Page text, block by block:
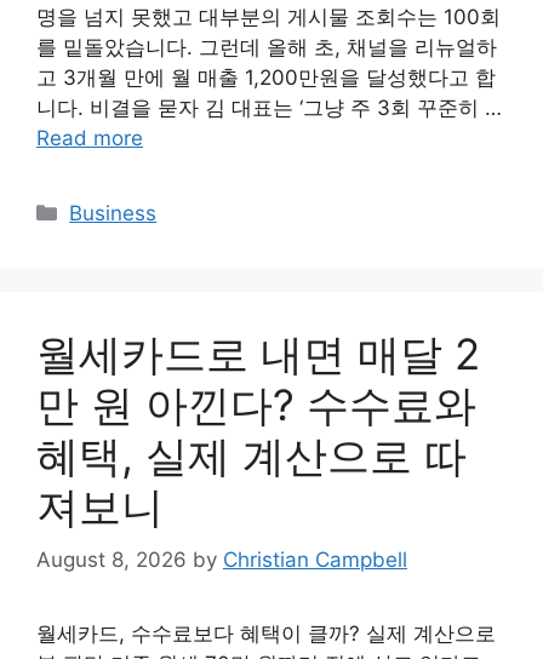
명을 넘지 못했고 대부분의 게시물 조회수는 100회
를 밑돌았습니다. 그런데 올해 초, 채널을 리뉴얼하
고 3개월 만에 월 매출 1,200만원을 달성했다고 합
니다. 비결을 묻자 김 대표는 ‘그냥 주 3회 꾸준히 …
Read more
Categories
Business
월세카드로 내면 매달 2
만 원 아낀다? 수수료와
혜택, 실제 계산으로 따
져보니
August 8, 2026 by Christian Campbell
월세카드, 수수료보다 혜택이 클까? 실제 계산으로